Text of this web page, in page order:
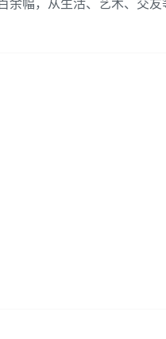
幅，从生活、艺术、交友